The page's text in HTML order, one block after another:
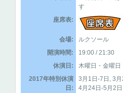
す
座席表:
会場:
ルクソール
開演時間:
19:00 / 21:30
休演日:
木曜日・金曜日
2017年特別休演
日:
3月1日-7日, 3
4月24日-5月2日